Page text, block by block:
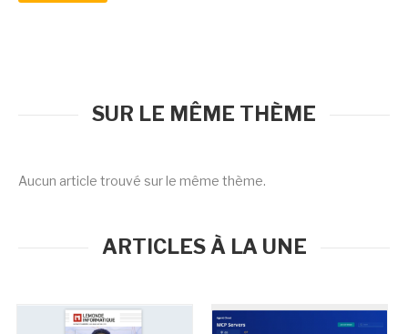
SUR LE MÊME THÈME
Aucun article trouvé sur le même thème.
ARTICLES À LA UNE